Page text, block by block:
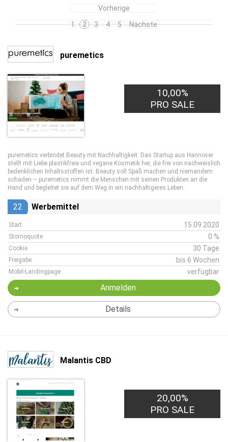
Vorherige
1
2 3 4 5 Nächste
puremetics
10,00%
PRO SALE
puremetics verbindet Beauty mit Nachhaltigkeit. Das Startup aus Hannover
stellt mit Liebe plastikfreie und vegane Kosmetik her, die frei von nachweislich
bedenklichen Inhaltsstoffen ist. Beauty soll Spaß machen und niemandem
schaden – puremetics nimmt die Menschen mit seinen Produkten an die
Hand und begleitet sie auf dem Weg in ein nachhaltigeres Leben.
22 Werbemittel
Start 15.09.2020
Stornoquote 0 %
Cookie 30 Tage
Freigabe bis 6 Wochen
Mobil-Landingpage verfügbar
Anmelden
Details
Malantis CBD
20,00%
PRO SALE